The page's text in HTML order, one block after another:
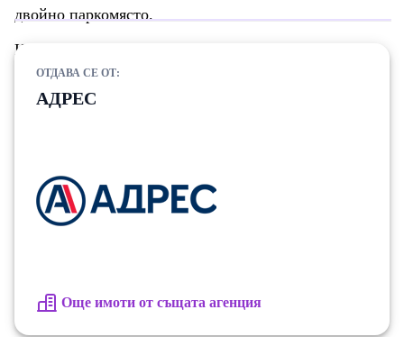
двойно паркомясто.
Намира се в близост до обръщача на номер 31.
Нова тухлена сграда, асансьор.
ОТДАВА СЕ ОТ:
АДРЕС
Още имоти от същата агенция